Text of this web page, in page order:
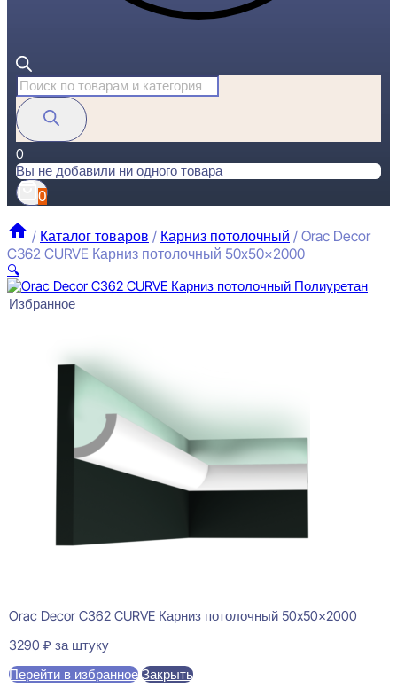
Поиск
товаров
0
Вы не добавили ни одного товара
0
/ Каталог товаров / Карниз потолочный / Orac Decor
C362 CURVE Карниз потолочный 50x50x2000
🔍
Избранное
Orac Decor C362 CURVE Карниз потолочный 50x50x2000
3290 ₽ за штуку
Перейти в избранное Закрыть